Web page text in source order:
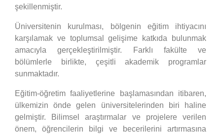
şekillenmiştir.
Üniversitenin kurulması, bölgenin eğitim ihtiyacını
karşılamak ve toplumsal gelişime katkıda bulunmak
amacıyla gerçekleştirilmiştir. Farklı fakülte ve
bölümlerle birlikte, çeşitli akademik programlar
sunmaktadır.
Eğitim-öğretim faaliyetlerine başlamasından itibaren,
ülkemizin önde gelen üniversitelerinden biri haline
gelmiştir. Bilimsel araştırmalar ve projelere verilen
önem, öğrencilerin bilgi ve becerilerini artırmasına